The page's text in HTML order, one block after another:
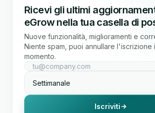
Ricevi gli ultimi
eGrow nella tua casella di
Nuove funzionalità, miglioramenti e
Niente spam, puoi annullare l'iscrizione
momento.
Iscriviti